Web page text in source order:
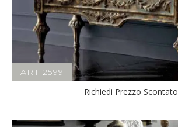
ART 2599
Richiedi Prezzo Scontato